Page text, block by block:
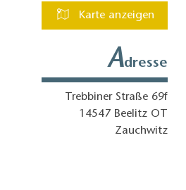
Karte anzeigen
Adresse
Trebbiner Straße 69f
14547 Beelitz OT
Zauchwitz